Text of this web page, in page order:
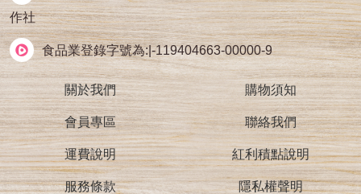
作社
食品業登錄字號為:|-119404663-00000-9
關於我們 購物須知
會員專區 聯絡我們
運費說明 紅利積點說明
服務條款 隱私權聲明